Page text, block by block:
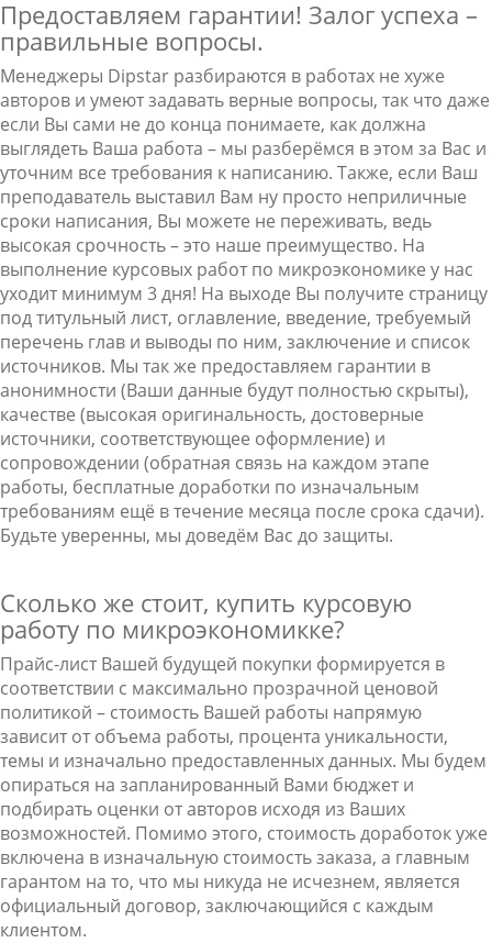
Предоставляем гарантии! Залог успеха –
правильные вопросы.
Менеджеры Dipstar разбираются в работах не хуже
авторов и умеют задавать верные вопросы, так что даже
если Вы сами не до конца понимаете, как должна
выглядеть Ваша работа – мы разберёмся в этом за Вас и
уточним все требования к написанию. Также, если Ваш
преподаватель выставил Вам ну просто неприличные
сроки написания, Вы можете не переживать, ведь
высокая срочность – это наше преимущество. На
выполнение курсовых работ по микроэкономике у нас
уходит минимум 3 дня! На выходе Вы получите страницу
под титульный лист, оглавление, введение, требуемый
перечень глав и выводы по ним, заключение и список
источников. Мы так же предоставляем гарантии в
анонимности (Ваши данные будут полностью скрыты),
качестве (высокая оригинальность, достоверные
источники, соответствующее оформление) и
сопровождении (обратная связь на каждом этапе
работы, бесплатные доработки по изначальным
требованиям ещё в течение месяца после срока сдачи).
Будьте уверенны, мы доведём Вас до защиты.
Сколько же стоит, купить курсовую
работу по микроэкономикке?
Прайс-лист Вашей будущей покупки формируется в
соответствии с максимально прозрачной ценовой
политикой – стоимость Вашей работы напрямую
зависит от объема работы, процента уникальности,
темы и изначально предоставленных данных. Мы будем
опираться на запланированный Вами бюджет и
подбирать оценки от авторов исходя из Ваших
возможностей. Помимо этого, стоимость доработок уже
включена в изначальную стоимость заказа, а главным
гарантом на то, что мы никуда не исчезнем, является
официальный договор, заключающийся с каждым
клиентом.